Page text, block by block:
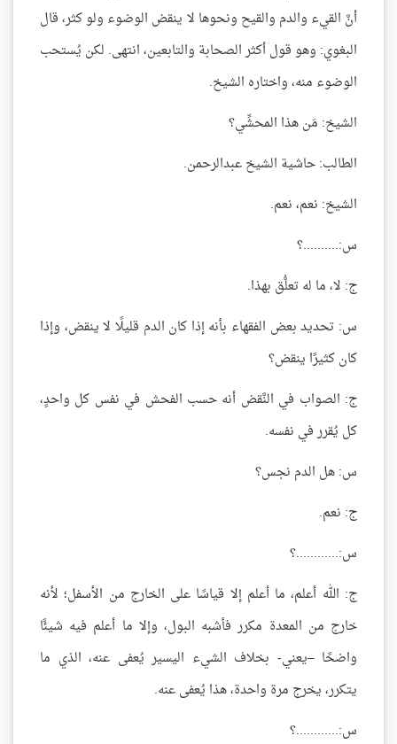
أنَّ القيء والدم والقيح ونحوها لا ينقض الوضوء ولو كثر، قال
البغوي: وهو قول أكثر الصحابة والتابعين، انتهى. لكن يُستحب
الوضوء منه، واختاره الشيخ.
الشيخ: مَن هذا المحشِّي؟
الطالب: حاشية الشيخ عبدالرحمن.
الشيخ: نعم، نعم.
س:..........؟
ج: لا، ما له تعلُّق بهذا.
س: تحديد بعض الفقهاء بأنه إذا كان الدم قليلًا لا ينقض، وإذا
كان كثيرًا ينقض؟
ج: الصواب في النَّقض أنه حسب الفحش في نفس كل واحدٍ،
كل يُقرر في نفسه.
س: هل الدم نجس؟
ج: نعم.
س:............؟
ج: الله أعلم، ما أعلم إلا قياسًا على الخارج من الأسفل؛ لأنه
خارج من المعدة مكرر فأشبه البول، وإلا ما أعلم فيه شيئًا
واضحًا –يعني- بخلاف الشيء اليسير يُعفى عنه، الذي ما
يتكرر، يخرج مرة واحدة، هذا يُعفى عنه.
س:............؟